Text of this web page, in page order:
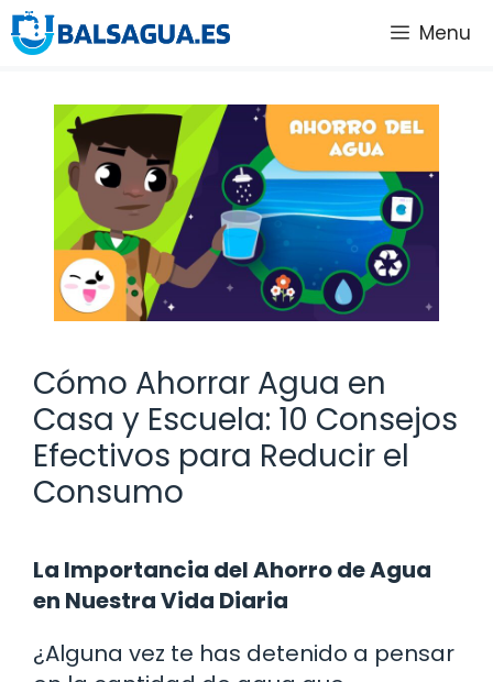
Saltar
al
Menu
Cómo Ahorrar Agua en
Casa y Escuela: 10 Consejos
Efectivos para Reducir el
Consumo
La Importancia del Ahorro de Agua
en Nuestra Vida Diaria
¿Alguna vez te has detenido a pensar